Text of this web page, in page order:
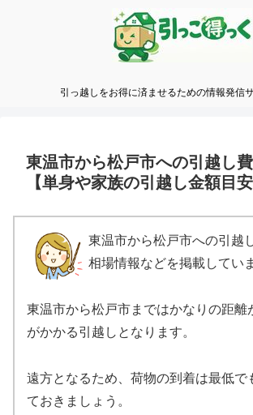
引っ越しをお得に済ませるための情報発信サ
東温市から松戸市への引越し
【単身や家族の引越し金額目安
東温市から松戸市への引越
相場情報などを掲載してい
東温市から松戸市まではかなりの距離
がかかる引越しとなります。
遠方となるため、荷物の到着は最低で
ておきましょう。